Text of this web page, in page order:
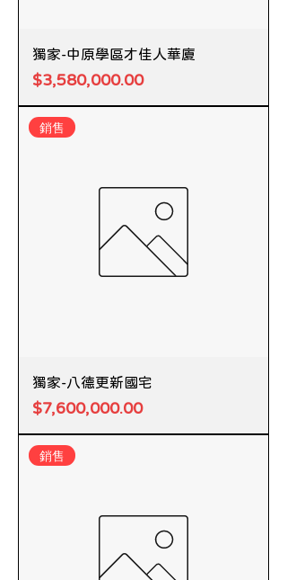
獨家-中原學區才佳人華廈
價格
$3,580,000.00
銷售
獨家-八德更新國宅
價格
$7,600,000.00
銷售